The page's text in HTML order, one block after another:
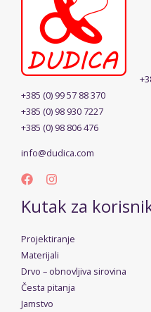
+385 (0) 99 57 88 370
+385 (0) 98 930 7227
+385 (0) 98 806 476
info@dudica.com
Kutak za
Projektiranje
Materijali
Drvo – obnovljiva sirovina
Česta pitanja
Jamstvo